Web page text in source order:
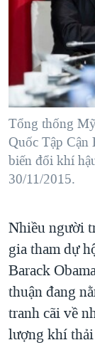
Tổng thống
Quốc Tập
biến đổi khí
30/11/2015.
Nhiều người
gia tham dự
Barack
thuận đang
tranh cãi về
lượng khí